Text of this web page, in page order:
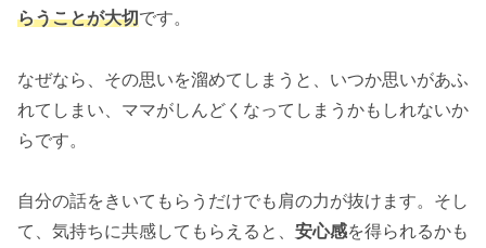
らうことが大切です。
なぜなら、その思いを溜めてしまうと、いつか思いがあふ
れてしまい、ママがしんどくなってしまうかもしれないか
らです。
自分の話をきいてもらうだけでも肩の力が抜けます。そし
て、気持ちに共感してもらえると、 安心感を得られるかも